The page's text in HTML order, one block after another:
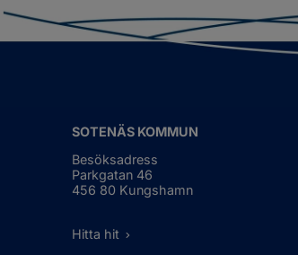
SOTENÄS KOMMUN
Besöksadress
Parkgatan 46
456 80 Kungshamn
Hitta hit